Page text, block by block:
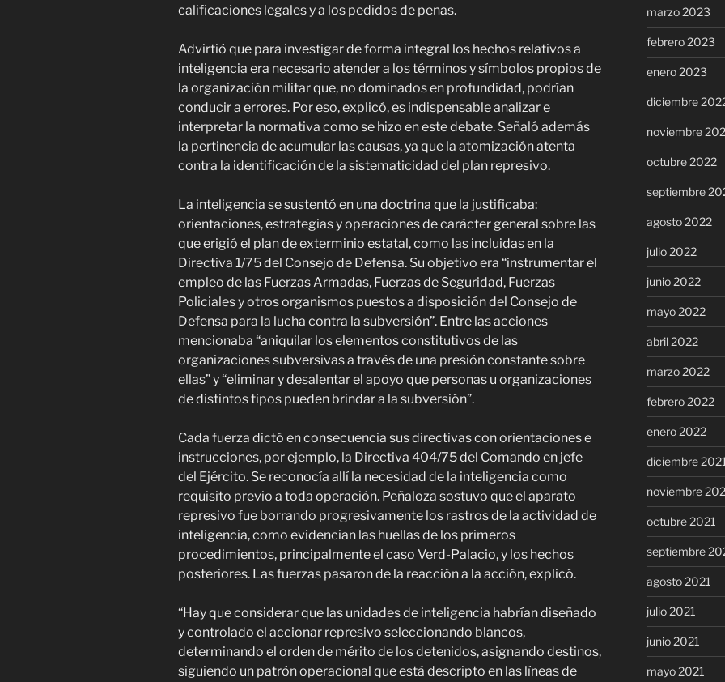
calificaciones legales y a los pedidos de penas.
Advirtió que para investigar de forma integral los hechos relativos a
inteligencia era necesario atender a los términos y símbolos propios de
la organización militar que, no dominados en profundidad, podrían
conducir a errores. Por eso, explicó, es indispensable analizar e
interpretar la normativa como se hizo en este debate. Señaló además
la pertinencia de acumular las causas, ya que la atomización atenta
contra la identificación de la sistematicidad del plan represivo.
La inteligencia se sustentó en una doctrina que la justificaba:
orientaciones, estrategias y operaciones de carácter general sobre las
que erigió el plan de exterminio estatal, como las incluidas en la
Directiva 1/75 del Consejo de Defensa. Su objetivo era “instrumentar el
empleo de las Fuerzas Armadas, Fuerzas de Seguridad, Fuerzas
Policiales y otros organismos puestos a disposición del Consejo de
Defensa para la lucha contra la subversión”. Entre las acciones
mencionaba “aniquilar los elementos constitutivos de las
organizaciones subversivas a través de una presión constante sobre
ellas” y “eliminar y desalentar el apoyo que personas u organizaciones
de distintos tipos pueden brindar a la subversión”.
Cada fuerza dictó en consecuencia sus directivas con orientaciones e
instrucciones, por ejemplo, la Directiva 404/75 del Comando en jefe
del Ejército. Se reconocía allí la necesidad de la inteligencia como
requisito previo a toda operación. Peñaloza sostuvo que el aparato
represivo fue borrando progresivamente los rastros de la actividad de
inteligencia, como evidencian las huellas de los primeros
procedimientos, principalmente el caso Verd-Palacio, y los hechos
posteriores. Las fuerzas pasaron de la reacción a la acción, explicó.
“Hay que considerar que las unidades de inteligencia habrían diseñado
y controlado el accionar represivo seleccionando blancos,
determinando el orden de mérito de los detenidos, asignando destinos,
siguiendo un patrón operacional que está descripto en las líneas de
marzo 2023
febrero 2023
enero 2023
diciembre
noviembre
octubre 2022
septiembre
agosto 2022
julio 2022
junio 2022
mayo 2022
abril 2022
marzo 2022
febrero 2022
enero 2022
diciembre 2021
noviembre
octubre 2021
septiembre
agosto 2021
julio 2021
junio 2021
mayo 2021